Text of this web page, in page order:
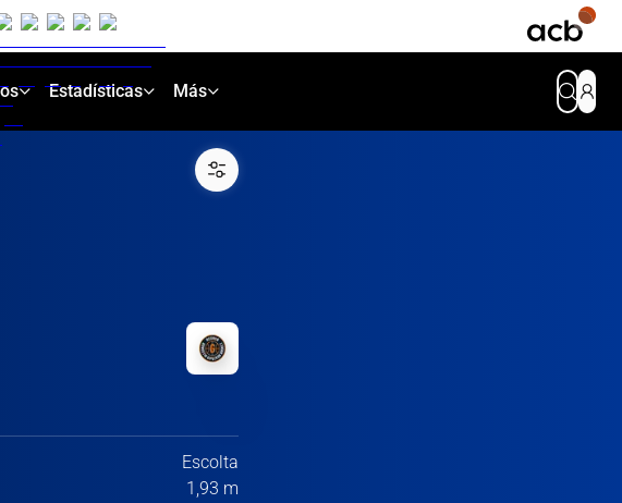
Estadísticas Más
Escolta
1,93 m